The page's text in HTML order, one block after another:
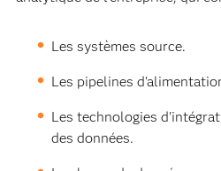
Les systèmes source.
Les pipelines
Les technologies
des données.